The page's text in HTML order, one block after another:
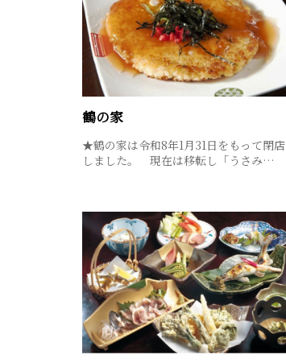
鶴の家
★鶴の家は令和8年1月31日をもって閉店
しました。 現在は移転し「うさみ…